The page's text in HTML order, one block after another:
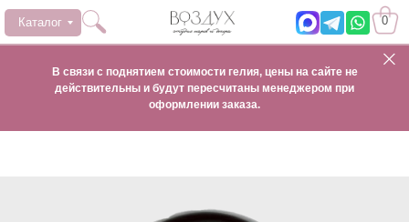
0
Каталог
В связи с поднятием стоимости гелия, цены на сайте не
действительны и будут пересчитаны менеджером при
оформлении заказа.